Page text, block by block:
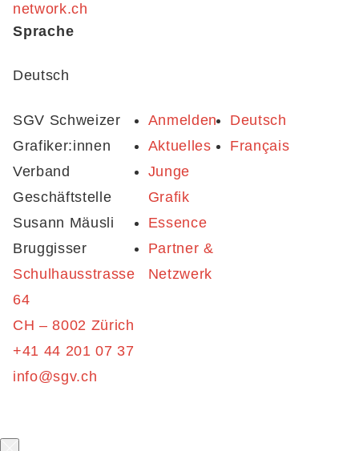
network.ch
Sprache
Deutsch
SGV Schweizer
Grafiker:innen
Verband
Geschäftstelle
Susann Mäusli
Bruggisser
Schulhausstrasse
64
CH – 8002 Zürich
+41 44 201 07 37
info@sgv.ch
Anmelden
Aktuelles
Junge
Grafik
Essence
Partner &
Netzwerk
Deutsch
Français